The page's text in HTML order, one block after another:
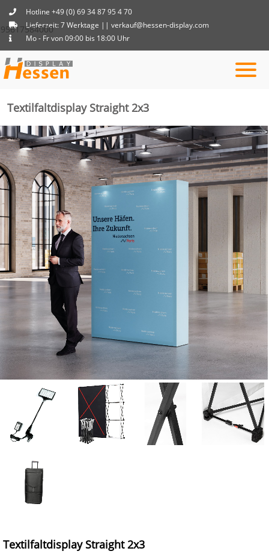
Hotline +49 (0) 69 34 87 95 4 70
Lieferzeit: 7 Werktage || verkauf@hessen-display.com
Mo - Fr von 09:00 bis 18:00 Uhr
Textilfaltdisplay Straight 2x3
95617584000
Textilfaltdisplay Straight 2x3